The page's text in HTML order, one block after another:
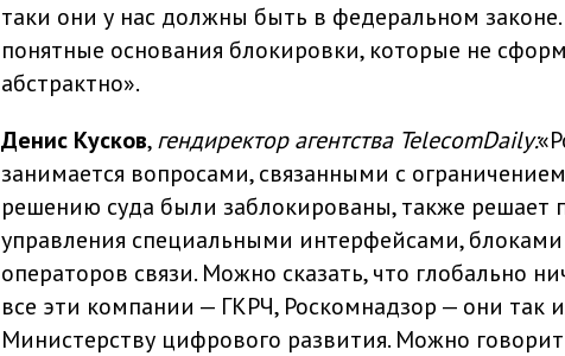
таки они у нас должны быть в федеральном
понятные основания блокировки, которые не
абстрактно».
Денис Кусков,гендиректор агентства TelecomDaily:
занимается вопросами, связанными с
решению суда были заблокированы, также
управления специальными интерфейсами, блоками
операторов связи. Можно сказать, что глобально
все эти компании — ГКРЧ, Роскомнадзор — они так
Министерству цифрового развития. Можно